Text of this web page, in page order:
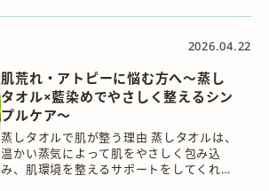
2026.04.22
肌荒れ・アトピーに悩む方へ～蒸し
タオル×藍染めでやさしく整えるシン
プルケア～
蒸しタオルで肌が整う理由 蒸しタオルは、
温かい蒸気によって肌をやさしく包み込
み、肌環境を整えるサポートをしてくれま